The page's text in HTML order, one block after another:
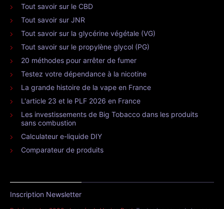
Tout savoir sur le CBD
Tout savoir sur JNR
Tout savoir sur la glycérine végétale (VG)
Tout savoir sur le propylène glycol (PG)
20 méthodes pour arrêter de fumer
Testez votre dépendance à la nicotine
La grande histoire de la vape en France
L'article 23 et le PLF 2026 en France
Les investissements de Big Tobacco dans les produits
sans combustion
Calculateur e-liquide DIY
Comparateur de produits
Inscription Newsletter